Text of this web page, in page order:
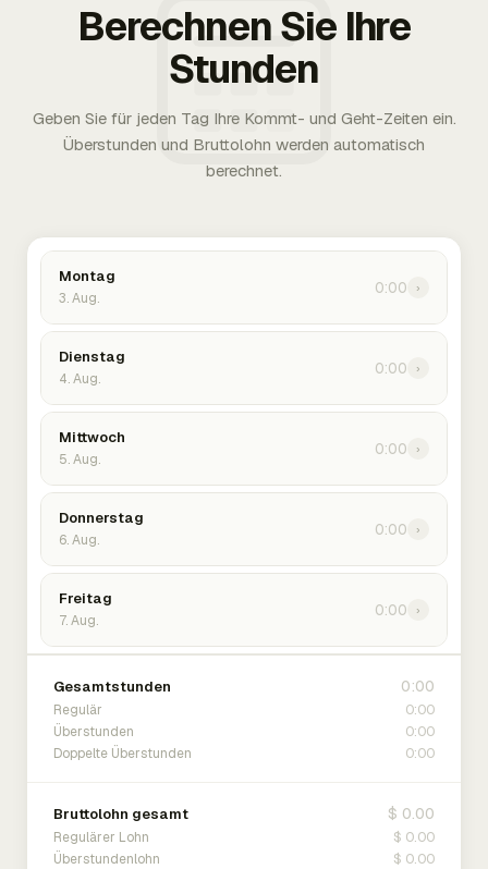
Berechnen Sie Ihre
Stunden
Geben Sie für jeden Tag Ihre Kommt- und Geht-Zeiten ein.
Überstunden und Bruttolohn werden automatisch
berechnet.
Montag
3. Aug.
0:00 ›
Dienstag
4. Aug.
0:00 ›
Mittwoch
5. Aug.
0:00 ›
Donnerstag
6. Aug.
0:00 ›
Freitag
7. Aug.
0:00 ›
Gesamtstunden 0:00
Regulär 0:00
Überstunden 0:00
Doppelte Überstunden 0:00
Bruttolohn gesamt $ 0.00
Regulärer Lohn $ 0.00
Überstundenlohn $ 0.00